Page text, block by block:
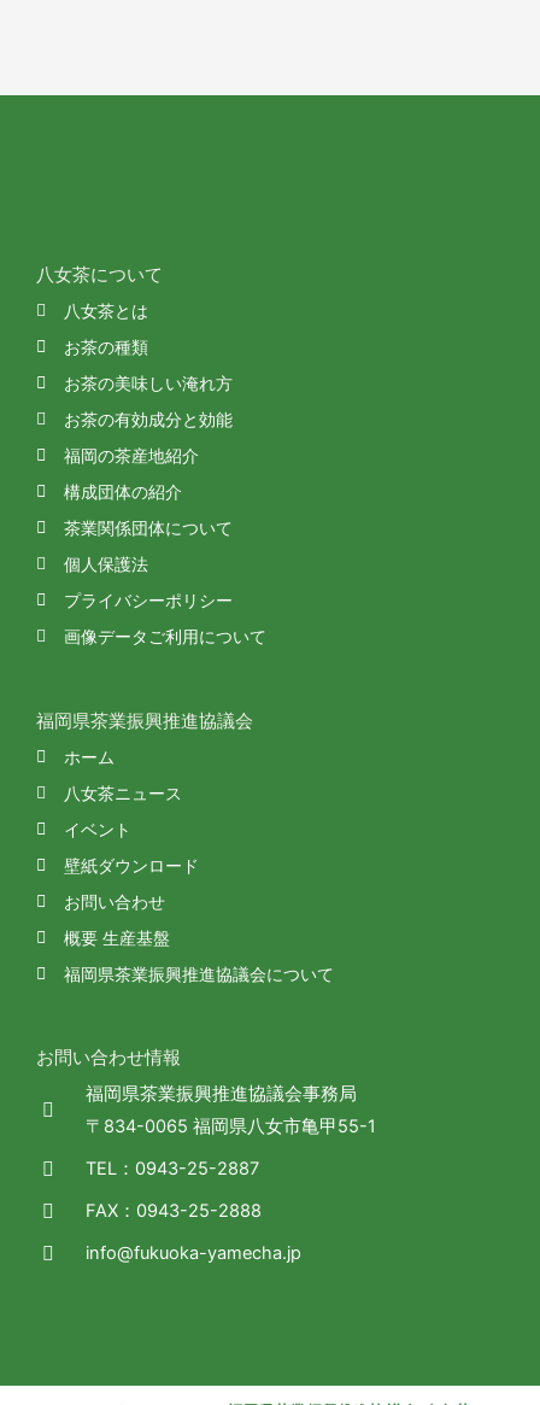
お問い合わせ情報
福岡県茶業振興推進協議会事務局
〒834-0065 福岡県八女市亀甲55-1
TEL：0943-25-2887
FAX：0943-25-2888
info@fukuoka-yamecha.jp
福岡県茶業振興推進協議会
ホーム
八女茶ニュース
イベント
壁紙ダウンロード
お問い合わせ
概要 生産基盤
福岡県茶業振興推進協議会について
八女茶について
八女茶とは
お茶の種類
お茶の美味しい淹れ方
お茶の有効成分と効能
福岡の茶産地紹介
構成団体の紹介
茶業関係団体について
個人保護法
プライバシーポリシー
画像データご利用について